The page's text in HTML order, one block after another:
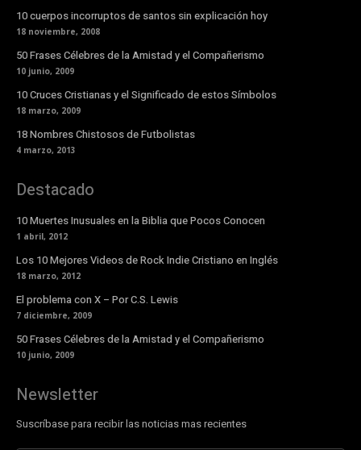
10 cuerpos incorruptos de santos sin explicación hoy
18 noviembre, 2008
50 Frases Célebres de la Amistad y el Compañerismo
10 junio, 2009
10 Cruces Cristianas y el Significado de estos Símbolos
18 marzo, 2009
18 Nombres Chistosos de Futbolistas
4 marzo, 2013
Destacado
10 Muertes Inusuales en la Biblia que Pocos Conocen
1 abril, 2012
Los 10 Mejores Videos de Rock Indie Cristiano en Inglés
18 marzo, 2012
El problema con X – Por C.S. Lewis
7 diciembre, 2009
50 Frases Célebres de la Amistad y el Compañerismo
10 junio, 2009
Newsletter
Suscríbase para recibir las noticias mas recientes